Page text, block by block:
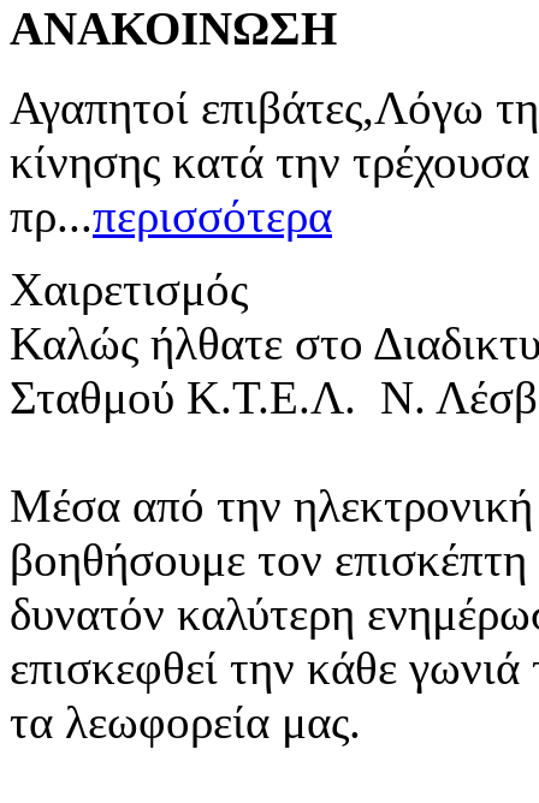
ΑΝΑΚΟΙΝΩΣΗ
Αγαπητοί επιβάτες,Λόγω
κίνησης κατά την
πρ...περισσότερα
Χαιρετισμός
Καλώς ήλθατε στο
Σταθμού Κ.Τ.Ε.Λ. Ν.
Μέσα από την ηλεκτρονική
βοηθήσουμε τον
δυνατόν καλύτερη
επισκεφθεί την κάθε
τα λεωφορεία μας.